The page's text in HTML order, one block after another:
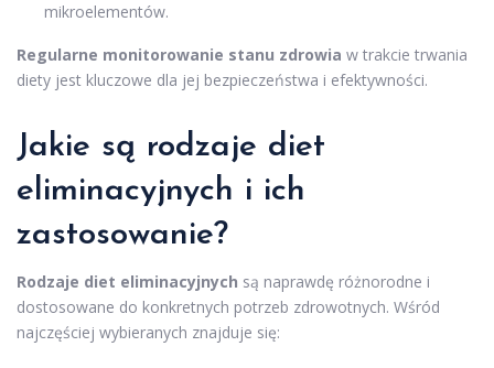
mikroelementów.
Regularne monitorowanie stanu zdrowia w trakcie trwania
diety jest kluczowe dla jej bezpieczeństwa i efektywności.
Jakie są rodzaje diet
eliminacyjnych i ich
zastosowanie?
Rodzaje diet eliminacyjnych są naprawdę różnorodne i
dostosowane do konkretnych potrzeb zdrowotnych. Wśród
najczęściej wybieranych znajduje się: